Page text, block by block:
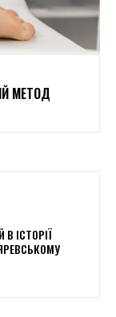
МЕТОД
ІСТОРІЇ